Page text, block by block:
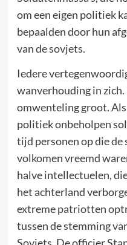
om een eigen politiek
bepaalden door hun
van de sovjets.
Iedere
wanverhouding in zich.
omwenteling groot.
politiek onbeholpen
tijd personen op die
volkomen vreemd
halve intellectuelen,
het achterland
extreme patriotten
tussen de stemming